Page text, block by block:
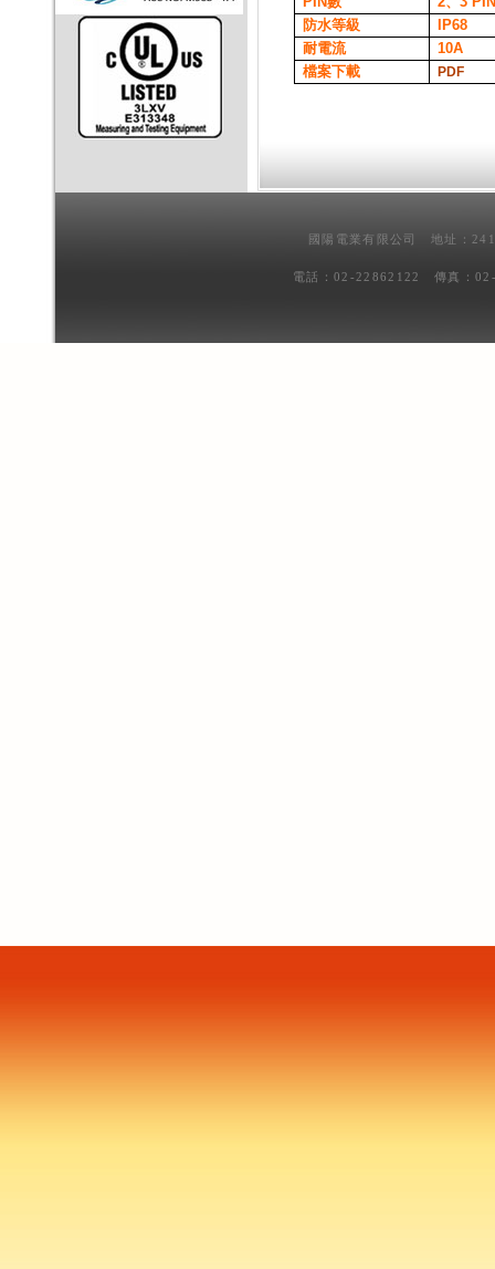
防水等級
IP68
耐電流
10A
檔案下載
PDF
國陽電業有限公司 地址：
電話：02-22862122 傳真：